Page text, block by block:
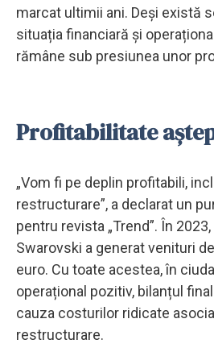
marcat ultimii ani. Deși există
situația financiară și
rămâne sub presiunea unor
Profitabilitate
„Vom fi pe deplin profitabili,
restructurare”, a declarat un
pentru revista „Trend”. În
Swarovski a generat venituri
euro. Cu toate acestea, în
operațional pozitiv, bilanțul
cauza costurilor ridicate
restructurare.